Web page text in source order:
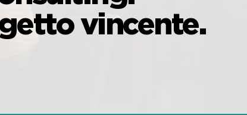
vincente.